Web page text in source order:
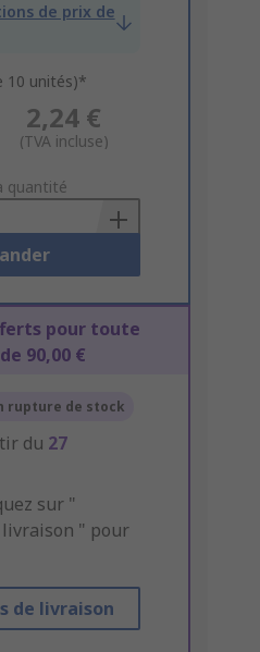
de prix de
10 unités)*
2,24 €
(TVA incluse)
quantité
pour toute
90,00 €
rupture de stock
du 27
sur "
" pour
de livraison